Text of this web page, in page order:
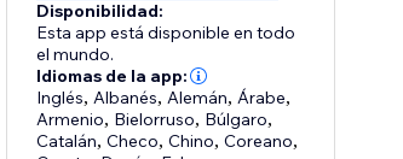
Disponibilidad:
Esta app está disponible en todo
el mundo.
Idiomas de la app:
Inglés, Albanés, Alemán, Árabe,
Armenio, Bielorruso, Búlgaro,
Catalán,Checo,Chino,Coreano,